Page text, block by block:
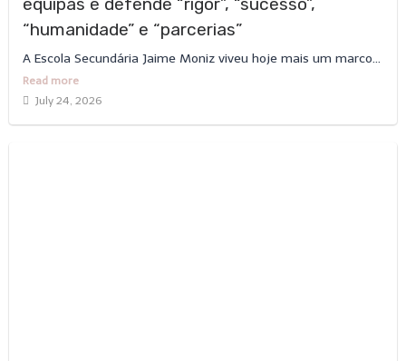
“humanidade” e “parcerias”
A Escola Secundária Jaime Moniz viveu hoje mais um marco...
Read more
July 24, 2026